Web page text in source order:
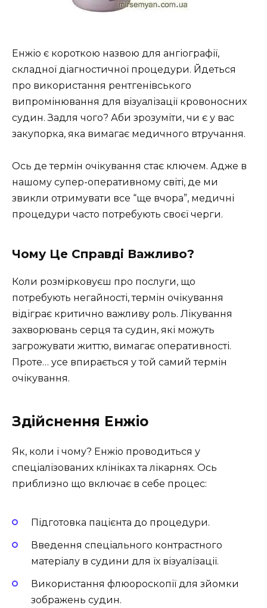
Енжіо є короткою назвою для ангіографії,
складної діагностичної процедури. Йдеться
про використання рентгенівського
випромінювання для візуалізації кровоносних
судин. Задля чого? Аби зрозуміти, чи є у вас
закупорка, яка вимагає медичного втручання.
Ось де термін очікування стає ключем. Адже в
нашому супер-оперативному світі, де ми
звикли отримувати все “ще вчора”, медичні
процедури часто потребують своєї черги.
Чому Це Справді Важливо?
Коли розмірковуєш про послуги, що
потребують негайності, термін очікування
відіграє критично важливу роль. Лікування
захворювань серця та судин, які можуть
загрожувати життю, вимагає оперативності.
Проте… усе впирається у той самий термін
очікування.
Здійснення Енжіо
Як, коли і чому? Енжіо проводиться у
спеціалізованих клініках та лікарнях. Ось
приблизно що включає в себе процес:
Підготовка пацієнта до процедури.
Введення спеціального контрастного
матеріалу в судини для їх візуалізації.
Використання флюороскопії для зйомки
зображень судин.